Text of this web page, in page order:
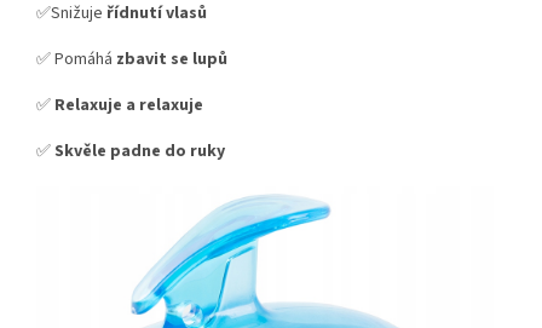
✅Snižuje řídnutí vlasů
✅ Pomáhá zbavit se lupů
✅ Relaxuje a relaxuje
✅Skvěle padne do ruky